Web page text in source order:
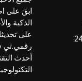
ابقَ على
الذكية
على
رقمي.تي
أحدث